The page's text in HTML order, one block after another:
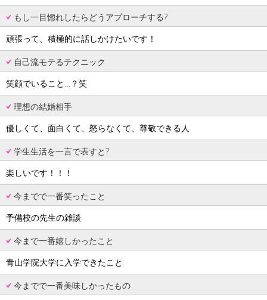
もし一目惚れしたらどうアプローチする?
頑張って、積極的に話しかけたいです！
自己流モテるテクニック
笑顔でいること…？笑
理想の結婚相手
優しくて、面白くて、怒らなくて、尊敬できる人
学生生活を一言で表すと?
楽しいです！！！
今までで一番笑ったこと
予備校の先生の雑談
今まで一番嬉しかったこと
青山学院大学に入学できたこと
今までで一番美味しかったもの